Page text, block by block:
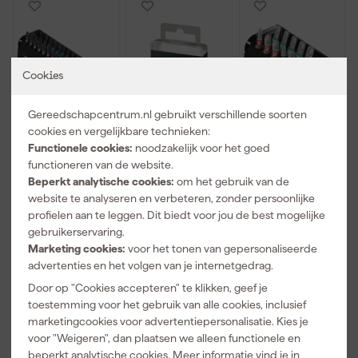
Cookies
Gereedschapcentrum.nl gebruikt verschillende soorten
cookies en vergelijkbare technieken:
Functionele cookies: noodzakelijk voor het goed
functioneren van de website.
Beperkt analytische cookies: om het gebruik van de
website te analyseren en verbeteren, zonder persoonlijke
profielen aan te leggen. Dit biedt voor jou de best mogelijke
gebruikerservaring.
Marketing cookies: voor het tonen van gepersonaliseerde
advertenties en het volgen van je internetgedrag.
Door op "Cookies accepteren" te klikken, geef je
toestemming voor het gebruik van alle cookies, inclusief
marketingcookies voor advertentiepersonalisatie. Kies je
voor "Weigeren", dan plaatsen we alleen functionele en
beperkt analytische cookies. Meer informatie vind je in
Wera
05057690001
30-delige
Bitcheck
Impaktor 1
bitset -
PH/PZ/TX/HX
Morgen
bezorgd
Adviesprijs 145,00
75,39
incl. BTW
Wera
05072406001
867/1 1/4"
Torx Bit - T10 x
25mm (10st)
Morgen
Adviesprijs 21,00
12,87
incl. BTW
12-delige Bit-
Check
BiTorsion
cassette
Morgen
bezorgd
Adviesprijs
37,
incl. BTW